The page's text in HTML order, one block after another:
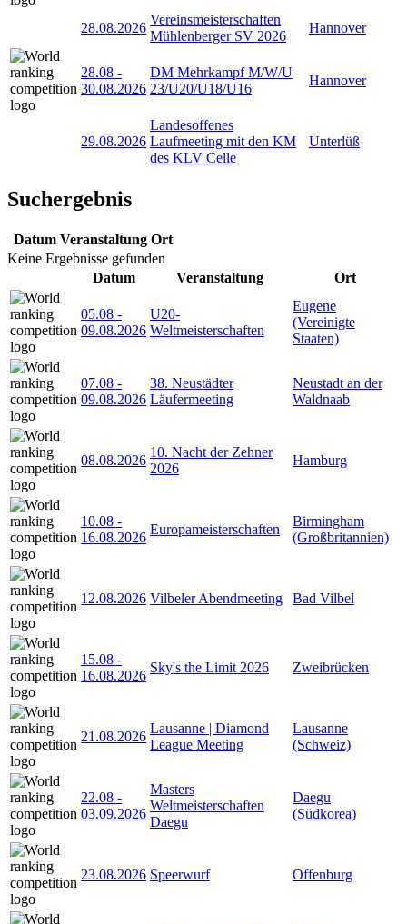
28.08.2026
Vereinsmeisterschaften
Mühlenberger SV 2026
Hannover
28.08 -
30.08.2026
DM Mehrkampf M/W/U
23/U20/U18/U16
Hannover
29.08.2026
Landesoffenes
Laufmeeting mit den KM
des KLV Celle
Unterlüß
Suchergebnis
Datum Veranstaltung Ort
Keine Ergebnisse gefunden
Datum
Veranstaltung Ort
05.08 -
09.08.2026
U20-
Weltmeisterschaften
Eugene
(Vereinigte
Staaten)
07.08 -
09.08.2026
38. Neustädter
Läufermeeting
Neustadt an der
Waldnaab
08.08.2026
10. Nacht der Zehner
2026
Hamburg
10.08 -
16.08.2026
Europameisterschaften
Birmingham
(Großbritannien)
12.08.2026 Vilbeler Abendmeeting Bad Vilbel
15.08 -
16.08.2026
Sky's the Limit 2026 Zweibrücken
21.08.2026
Lausanne | Diamond
League Meeting
Lausanne
(Schweiz)
22.08 -
03.09.2026
Masters
Weltmeisterschaften
Daegu
Daegu
(Südkorea)
23.08.2026 Speerwurf Offenburg